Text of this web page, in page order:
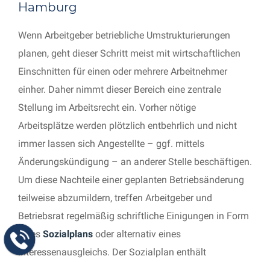
Hamburg
Wenn Arbeitgeber betriebliche Umstrukturierungen
planen, geht dieser Schritt meist mit wirtschaftlichen
Einschnitten für einen oder mehrere Arbeitnehmer
einher. Daher nimmt dieser Bereich eine zentrale
Stellung im Arbeitsrecht ein. Vorher nötige
Arbeitsplätze werden plötzlich entbehrlich und nicht
immer lassen sich Angestellte – ggf. mittels
Änderungskündigung – an anderer Stelle beschäftigen.
Um diese Nachteile einer geplanten Betriebsänderung
teilweise abzumildern, treffen Arbeitgeber und
Betriebsrat regelmäßig schriftliche Einigungen in Form
eines Sozialplans oder alternativ eines
Interessenausgleichs. Der Sozialplan enthält